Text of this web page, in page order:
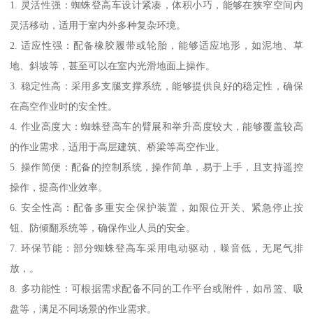
1. 灵活性强：蜘蛛登高车设计紧凑，体积小巧，能够在狭窄空间内
灵活移动，适用于室内外多种复杂环境。
2. 适应性强：配备橡胶履带或轮胎，能够适应地形，如泥地、草
地、斜坡等，甚至可以在室内光滑地面上操作。
3. 稳定性高：采用多支腿支撑系统，能够提供良好的稳定性，确保
在高空作业时的安全性。
4. 作业高度大：蜘蛛登高车的臂展和举升高度较大，能够覆盖较高
的作业需求，适用于高层建筑、桥梁等高空作业。
5. 操作简便：配备的控制系统，操作简单，易于上手，且支持遥控
操作，提高作业效率。
6. 安全性高：配备多重安全保护装置，如限位开关、紧急停止按
钮、防倾翻系统等，确保作业人员的安全。
7. 环保节能：部分蜘蛛登高车采用电动驱动，噪音低，无尾气排
放，。
8. 多功能性：可根据需求配备不同的工作平台或附件，如吊篮、吸
盘等，满足不同场景的作业需求。